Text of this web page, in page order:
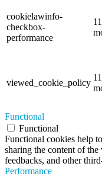
cookielawinfo-
checkbox-
performance
11
viewed_cookie_policy
11
Functional
Functional
Functional cookies help
sharing the content of
feedbacks, and other
Performance